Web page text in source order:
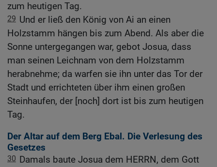
zum heutigen Tag.
29 Und er ließ den König von Ai an einen
Holzstamm hängen bis zum Abend. Als aber die
Sonne untergegangen war, gebot Josua, dass
man seinen Leichnam von dem Holzstamm
herabnehme; da warfen sie ihn unter das Tor der
Stadt und errichteten über ihm einen großen
Steinhaufen, der [noch] dort ist bis zum heutigen
Tag.
Der Altar auf dem Berg Ebal. Die Verlesung des
Gesetzes
30 Damals baute Josua dem HERRN, dem Gott